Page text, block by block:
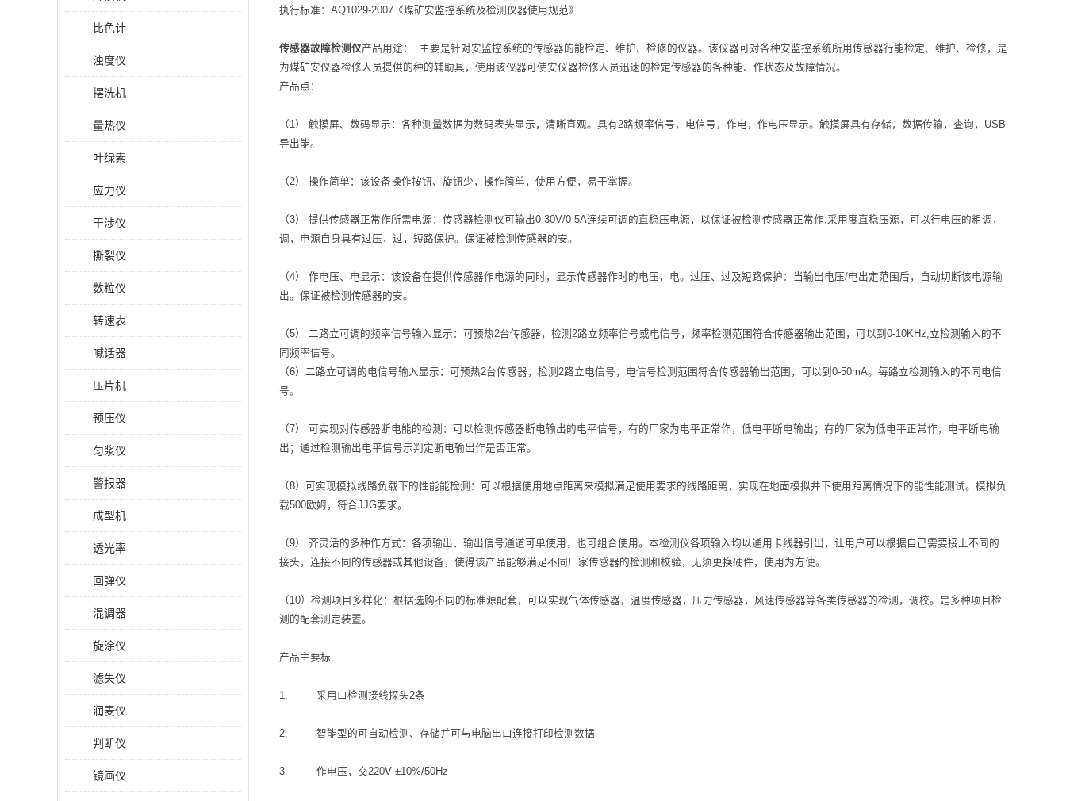
比色计
浊度仪
摆洗机
量热仪
叶绿素
应力仪
干涉仪
撕裂仪
数粒仪
转速表
喊话器
压片机
预压仪
匀浆仪
警报器
成型机
透光率
回弹仪
混调器
旋涂仪
滤失仪
润麦仪
判断仪
镜画仪
执行标准：AQ1029-2007《煤矿安监控系统及检测仪器使用规范》
传感器故障检测仪产品用途： 主要是针对安监控系统的传感器的能检定、维护、检修的仪器。该仪器可对各种安监控系统所用传感器行能检定、维护、检修，是
为煤矿安仪器检修人员提供的种的辅助具，使用该仪器可使安仪器检修人员迅速的检定传感器的各种能、作状态及故障情况。
产品点：
（1） 触摸屏、数码显示：各种测量数据为数码表头显示，清晰直观。具有2路频率信号，电信号，作电，作电压显示。触摸屏具有存储，数据传输，查询，USB
导出能。
（2） 操作简单：该设备操作按钮、旋钮少，操作简单，使用方便，易于掌握。
（3） 提供传感器正常作所需电源：传感器检测仪可输出0-30V/0-5A连续可调的直稳压电源，以保证被检测传感器正常作,采用度直稳压源，可以行电压的粗调，
调，电源自身具有过压，过，短路保护。保证被检测传感器的安。
（4） 作电压、电显示：该设备在提供传感器作电源的同时，显示传感器作时的电压，电。过压、过及短路保护：当输出电压/电出定范围后，自动切断该电源输
出。保证被检测传感器的安。
（5） 二路立可调的频率信号输入显示：可预热2台传感器，检测2路立频率信号或电信号，频率检测范围符合传感器输出范围，可以到0-10KHz;立检测输入的不
同频率信号。
（6）二路立可调的电信号输入显示：可预热2台传感器，检测2路立电信号，电信号检测范围符合传感器输出范围，可以到0-50mA。每路立检测输入的不同电信
号。
（7） 可实现对传感器断电能的检测：可以检测传感器断电输出的电平信号，有的厂家为电平正常作，低电平断电输出；有的厂家为低电平正常作，电平断电输
出；通过检测输出电平信号示判定断电输出作是否正常。
（8）可实现模拟线路负载下的性能能检测：可以根据使用地点距离来模拟满足使用要求的线路距离，实现在地面模拟井下使用距离情况下的能性能测试。模拟负
载500欧姆，符合JJG要求。
（9） 齐灵活的多种作方式：各项输出、输出信号通道可单使用，也可组合使用。本检测仪各项输入均以通用卡线器引出，让用户可以根据自己需要接上不同的
接头，连接不同的传感器或其他设备，使得该产品能够满足不同厂家传感器的检测和校验，无须更换硬件，使用为方便。
（10）检测项目多样化：根据选购不同的标准源配套，可以实现气体传感器，温度传感器，压力传感器，风速传感器等各类传感器的检测，调校。是多种项目检
测的配套测定装置。
产品主要标
1. 采用口检测接线探头2条
2. 智能型的可自动检测、存储并可与电脑串口连接打印检测数据
3. 作电压，交220V ±10%/50Hz